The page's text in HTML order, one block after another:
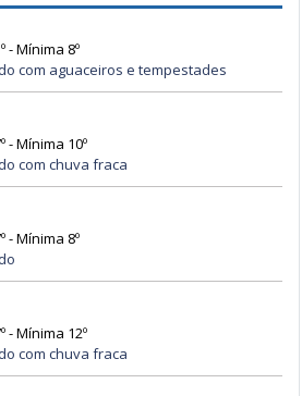
- Mínima 8º
com aguaceiros e tempestades
- Mínima 10º
com chuva fraca
- Mínima 8º
- Mínima 12º
com chuva fraca